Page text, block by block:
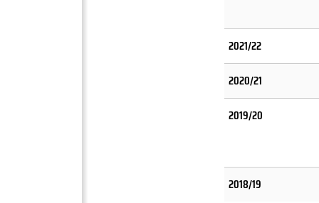
2021/22
2020/21
2019/20
2018/19